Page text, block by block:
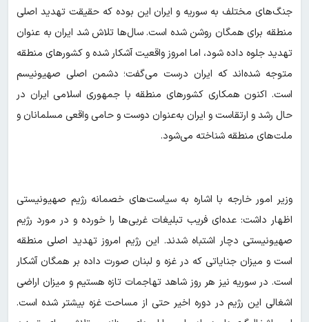
جنگ‌های مختلف به سوریه و ایران این بوده که حقیقت تهدید اصلی
منطقه برای همگان روشن شده است. سال‌ها تلاش شد ایران به‌ عنوان
تهدید جلوه داده شود، اما امروز واقعیت آشکار شده و کشورهای منطقه
متوجه شده‌اند که ایران درست می‌گفت؛ دشمن اصلی صهیونیسم
است. اکنون همکاری کشورهای منطقه با جمهوری اسلامی ایران در
حال رشد و ارتقاست و ایران به‌عنوان دوست و حامی واقعی مسلمانان و
ملت‌های منطقه شناخته می‌شود.
وزیر امور خارجه با اشاره به سیاست‌های خصمانه رژیم صهیونیستی
اظهار داشت: عده‌ای فریب تبلیغات غربی‌ها را خورده و در مورد رژیم
صهیونیستی دچار اشتباه شدند. این رژیم امروز تهدید اصلی منطقه
است و میزان جنایاتی که در غزه و لبنان صورت داده بر همگان آشکار
است. در سوریه نیز هر روز شاهد تهاجمات تازه هستیم و میزان اراضی
اشغالی این رژیم در دوره اخیر حتی از مساحت غزه بیشتر شده است.